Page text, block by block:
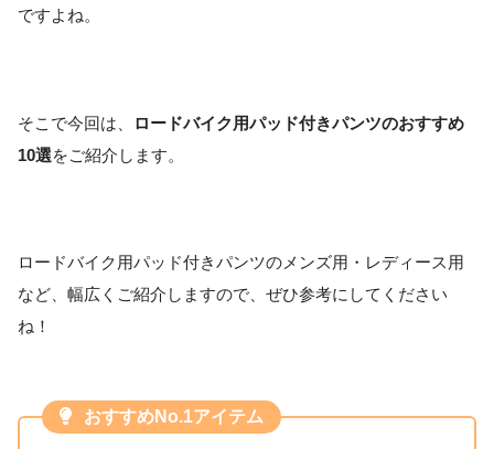
ですよね。
そこで今回は、
ロードバイク用パッド付きパンツのおすすめ
10選をご紹介します。
ロードバイク用パッド付きパンツのメンズ用・レディース用
など、幅広くご紹介しますので、ぜひ参考にしてください
ね！
おすすめNo.1アイテム